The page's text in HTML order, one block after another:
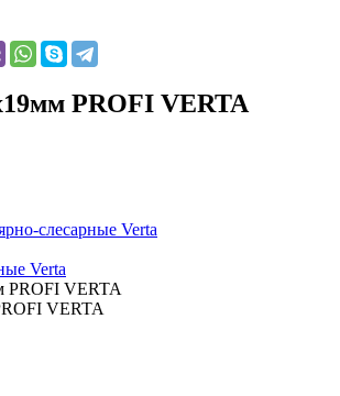
PROFI VERTA
слесарные Verta
Verta
PROFI VERTA
VERTA